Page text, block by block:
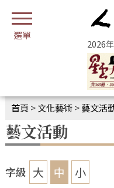
2026
首頁 >文化藝術>藝文活
藝文活動
字級 大 中 小